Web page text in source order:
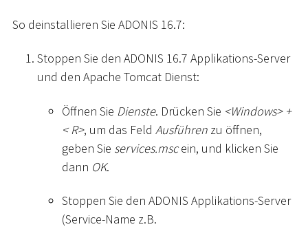
So deinstallieren Sie ADONIS 16.7:
Stoppen Sie den ADONIS 16.7 Applikations-Server
und den Apache Tomcat Dienst:
Öffnen Sie Dienste. Drücken Sie <Windows>+
<R>, um das Feld Ausführen zu öffnen,
geben Sie services.mscein, und klicken Sie
dann OK.
Stoppen Sie den ADONIS Applikations-Server
(Service-Name z.B.